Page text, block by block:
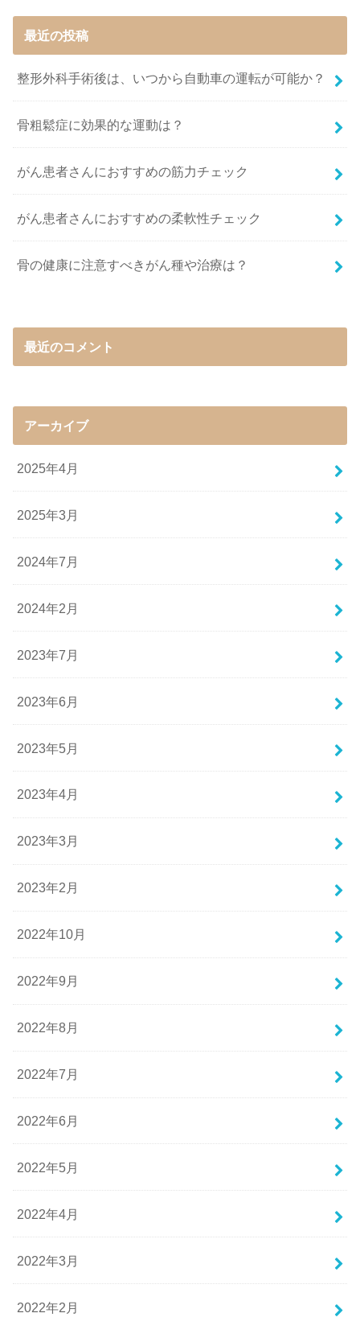
最近の投稿
整形外科手術後は、いつから自動車の運転が可能か？
骨粗鬆症に効果的な運動は？
がん患者さんにおすすめの筋力チェック
がん患者さんにおすすめの柔軟性チェック
骨の健康に注意すべきがん種や治療は？
最近のコメント
アーカイブ
2025年4月
2025年3月
2024年7月
2024年2月
2023年7月
2023年6月
2023年5月
2023年4月
2023年3月
2023年2月
2022年10月
2022年9月
2022年8月
2022年7月
2022年6月
2022年5月
2022年4月
2022年3月
2022年2月